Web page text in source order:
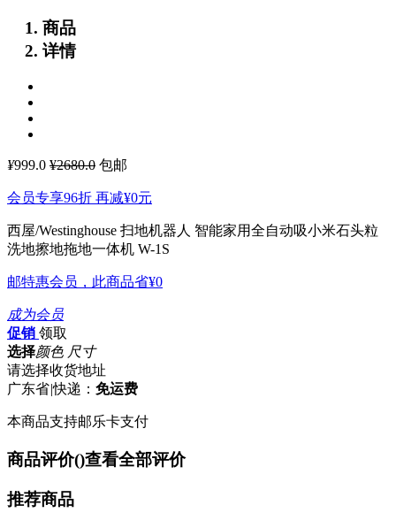
商品
详情
¥999.0 ¥2680.0 包邮
会员专享96折 再减¥0元
西屋/Westinghouse 扫地机器人 智能家用全自动吸小米石头粒
洗地擦地拖地一体机 W-1S
邮特惠会员，此商品省¥0
成为会员
促销 领取
选择颜色 尺寸
请选择收货地址
广东省|快递： 免运费
本商品支持邮乐卡支付
商品评价()查看全部评价
推荐商品